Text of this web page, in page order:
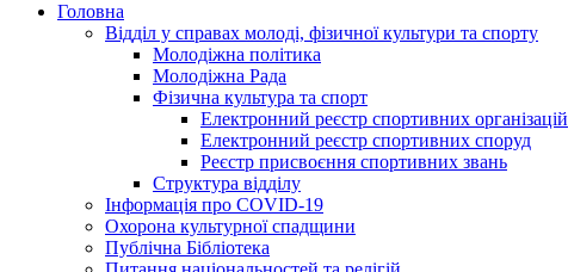
Головна
Відділ у справах молоді, фізичної культури та спорту
Молодіжна політика
Молодіжна Рада
Фізична культура та спорт
Електронний реєстр спортивних організацій
Електронний реєстр спортивних споруд
Реєстр присвоєння спортивних звань
Структура відділу
Інформація про COVID-19
Охорона культурної спадщини
Публічна Бібліотека